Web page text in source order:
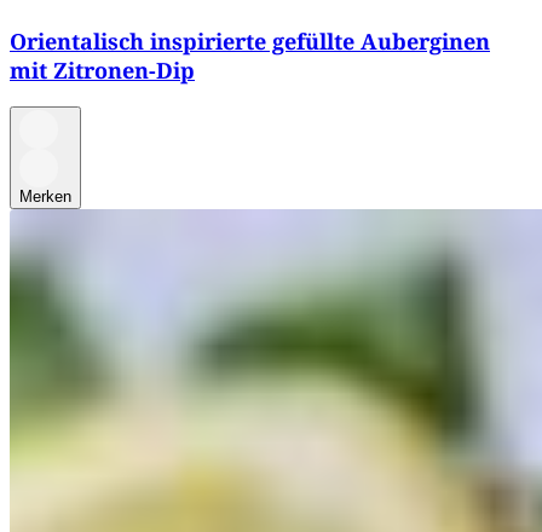
Orientalisch inspirierte gefüllte Auberginen
mit Zitronen-Dip
Merken